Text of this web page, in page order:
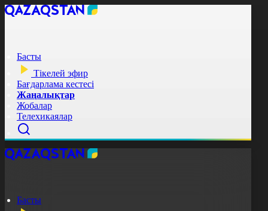
Басты
Тікелей эфир
Бағдарлама кестесі
Жаңалықтар
Жобалар
Телехикаялар
Басты